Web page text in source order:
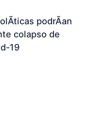
podrÃ­an
colapso de
19